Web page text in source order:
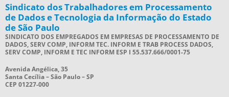
Sindicato dos Trabalhadores em Processamento
de Dados e Tecnologia da Informação do Estado
de São Paulo
SINDICATO DOS EMPREGADOS EM EMPRESAS DE PROCESSAMENTO DE
DADOS, SERV COMP, INFORM TEC. INFORM E TRAB PROCESS DADOS,
SERV COMP, INFORM E TEC INFORM ESP I 55.537.666/0001-75
Avenida Angélica, 35
Santa Cecília – São Paulo – SP
CEP 01227-000